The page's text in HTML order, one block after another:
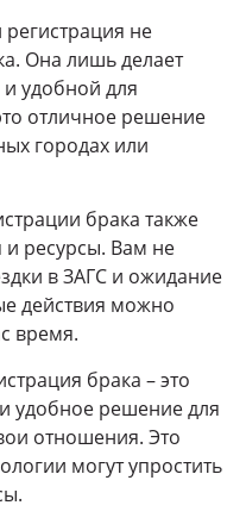
не
Она лишь делает
удобной для
отличное решение
городах или
брака также
и ресурсы. Вам не
в ЗАГС и ожидание
действия можно
время.
брака – это
удобное решение для
отношения. Это
могут упростить